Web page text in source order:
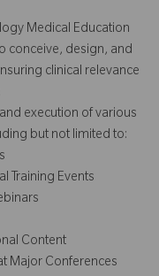
Medical Education
conceive, design, and
clinical relevance
execution of various
but not limited to:
Training Events
Content
Major Conferences